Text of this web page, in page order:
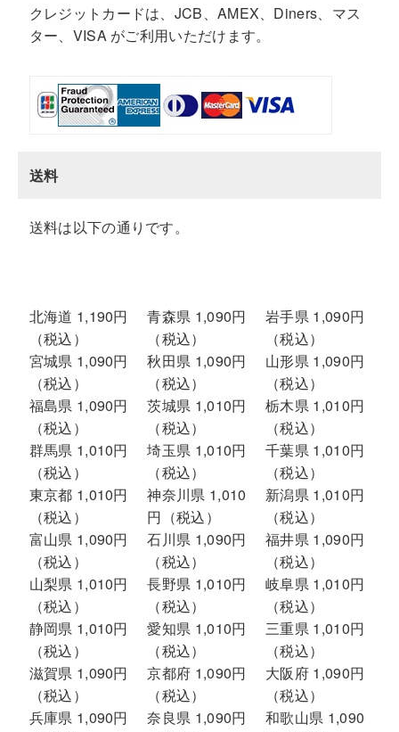
クレジットカードは、JCB、AMEX、Diners、マス
ター、VISA がご利用いただけます。
送料
送料は以下の通りです。
北海道 1,190円
（税込）
青森県 1,090円
（税込）
岩手県 1,090円
（税込）
宮城県 1,090円
（税込）
秋田県 1,090円
（税込）
山形県 1,090円
（税込）
福島県 1,090円
（税込）
茨城県 1,010円
（税込）
栃木県 1,010円
（税込）
群馬県 1,010円
（税込）
埼玉県 1,010円
（税込）
千葉県 1,010円
（税込）
東京都 1,010円
（税込）
神奈川県 1,010
円（税込）
新潟県 1,010円
（税込）
富山県 1,090円
（税込）
石川県 1,090円
（税込）
福井県 1,090円
（税込）
山梨県 1,010円
（税込）
長野県 1,010円
（税込）
岐阜県 1,010円
（税込）
静岡県 1,010円
（税込）
愛知県 1,010円
（税込）
三重県 1,010円
（税込）
滋賀県 1,090円
（税込）
京都府 1,090円
（税込）
大阪府 1,090円
（税込）
兵庫県 1,090円
奈良県 1,090円
和歌山県 1,090